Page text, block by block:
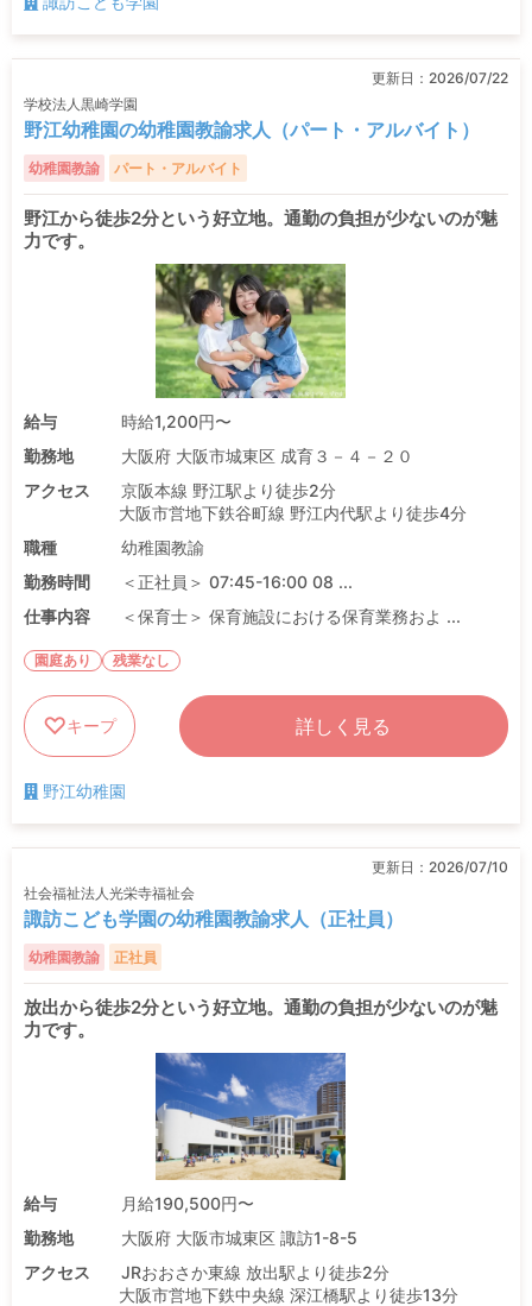
更新日： 2026/07/22
学校法人黒崎学園
野江幼稚園の幼稚園教諭求人（パート・アルバイト）
幼稚園教諭 パート・アルバイト
野江から徒歩2分という好立地。通勤の負担が少ないのが魅
力です。
給与
時給1,200円〜
勤務地
大阪府 大阪市城東区 成育３－４－２０
アクセス
京阪本線 野江駅より徒歩2分
大阪市営地下鉄谷町線 野江内代駅より徒歩4分
職種
幼稚園教諭
勤務時間
＜正社員＞ 07:45-16:00 08 ...
仕事内容
＜保育士＞ 保育施設における保育業務およ ...
園庭あり 残業なし
キープ 詳しく見る
野江幼稚園
更新日： 2026/07/10
社会福祉法人光栄寺福祉会
諏訪こども学園の幼稚園教諭求人（正社員）
幼稚園教諭 正社員
放出から徒歩2分という好立地。通勤の負担が少ないのが魅
力です。
給与
月給190,500円〜
勤務地
大阪府 大阪市城東区 諏訪1-8-5
アクセス
JRおおさか東線 放出駅より徒歩2分
大阪市営地下鉄中央線 深江橋駅より徒歩13分